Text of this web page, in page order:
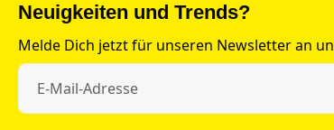
Neuigkeiten und Trends?
Melde Dich jetzt für unseren Newsletter an